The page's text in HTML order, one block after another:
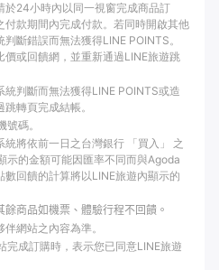
於24小時內以同一視窗完成商品訂
付款期間內完成付款。若同時開啟其他
斷錯誤而無法獲得LINE POINTS。
或回饋網，並重新通過LINE旅遊跳
判斷而無法獲得LINE POINTS或造
轉頁完成結帳。
碼。
將依前一日之台灣銀行 「買入」 之
示的金額可能因匯率不同而與Agoda
回饋的計算將以LINE旅遊內顯示的
商品如機票、體驗行程不回饋。
網站之內容為準。
完成訂購時，表示您已同意LINE旅遊